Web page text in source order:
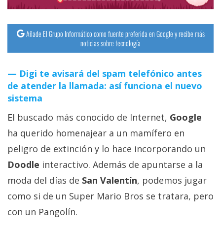
Trucos
y
Tutoriales
Sistemas
operativos
Profesional
+
Más
Sorteos
Añade El Grupo Informático como fuente preferida en Google y recibe más
noticias sobre tecnología
Digi te avisará del spam telefónico antes
de atender la llamada: así funciona el nuevo
sistema
El buscado más conocido de Internet, Google
ha querido homenajear a un mamífero en
peligro de extinción y lo hace incorporando un
Doodle interactivo. Además de apuntarse a la
moda del días de San Valentín, podemos jugar
como si de un Super Mario Bros se tratara, pero
con un Pangolín.